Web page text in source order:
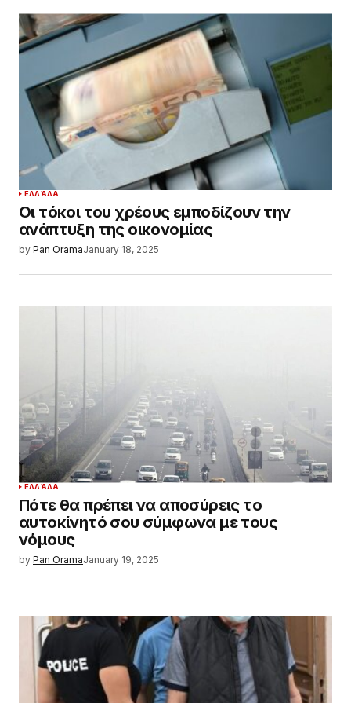
ΕΛΛΆΔΑ
Οι τόκοι του χρέους εμποδίζουν την
ανάπτυξη της οικονομίας
by Pan OramaJanuary 18, 2025
ΕΛΛΆΔΑ
Πότε θα πρέπει να αποσύρεις το
αυτοκίνητό σου σύμφωνα με τους
νόμους
by Pan OramaJanuary 19, 2025